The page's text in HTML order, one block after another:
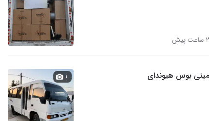
۲ ساعت پیش
مینی بوس هیوندای ۱